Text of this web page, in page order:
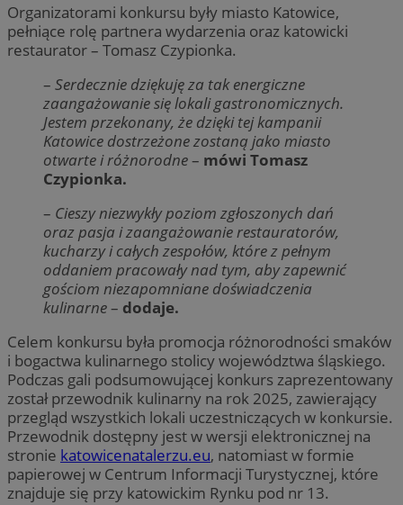
Organizatorami konkursu były miasto Katowice,
pełniące rolę partnera wydarzenia oraz katowicki
restaurator – Tomasz Czypionka.
– Serdecznie dziękuję za tak energiczne
zaangażowanie się lokali gastronomicznych.
Jestem przekonany, że dzięki tej kampanii
Katowice dostrzeżone zostaną jako miasto
otwarte i różnorodne– mówi Tomasz
Czypionka.
– Cieszy niezwykły poziom zgłoszonych dań
oraz pasja i zaangażowanie restauratorów,
kucharzy i całych zespołów, które z pełnym
oddaniem pracowały nad tym, aby zapewnić
gościom niezapomniane doświadczenia
kulinarne– dodaje.
Celem konkursu była promocja różnorodności smaków
i bogactwa kulinarnego stolicy województwa śląskiego.
Podczas gali podsumowującej konkurs zaprezentowany
został przewodnik kulinarny na rok 2025, zawierający
przegląd wszystkich lokali uczestniczących w konkursie.
Przewodnik dostępny jest w wersji elektronicznej na
stronie katowicenatalerzu.eu, natomiast w formie
papierowej w Centrum Informacji Turystycznej, które
znajduje się przy katowickim Rynku pod nr 13.